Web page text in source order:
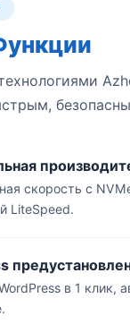
скорость с
LiteSpeed.
в 1 клик,